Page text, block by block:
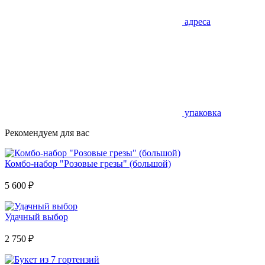
адреса
упаковка
Рекомендуем для вас
Комбо-набор "Розовые грезы" (большой)
5 600 ₽
Удачный выбор
2 750 ₽